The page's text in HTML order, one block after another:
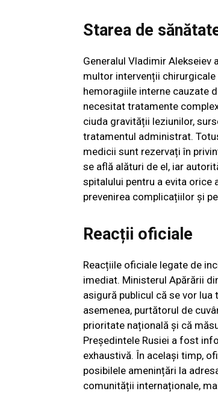
Starea de
Generalul Vladimir
multor intervenții
hemoragiile interne cauzate
necesitat tratamente
ciuda gravității leziunilor,
tratamentul administrat.
medicii sunt rezervați în
se află alături de el, iar
spitalului pentru a evita orice
prevenirea complicațiilor și
Reacții oficiale
Reacțiile oficiale legate de
imediat. Ministerul Apărării
asigură publicul că se vor
asemenea, purtătorul de
prioritate națională și că
Președintele Rusiei a fost
exhaustivă. În același timp,
posibilele amenințări la
comunității internaționale,